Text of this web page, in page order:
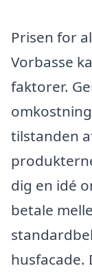
Prisen for
Vorbasse
faktorer.
tilstanden
dig en idé
betale
husfacade.